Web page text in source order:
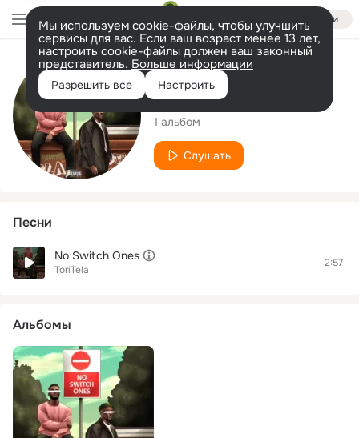
Войти
Мы используем cookie-файлы, чтобы улучшить
сервисы для вас. Если ваш возраст менее 13 лет,
настроить cookie-файлы должен ваш законный
представитель. Больше информации
Разрешить все Настроить
Исполнитель
ToriTela
1 альбом
Слушать
Песни
No Switch Ones
ToriTela
2:57
Альбомы